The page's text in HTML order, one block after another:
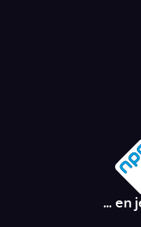
... en